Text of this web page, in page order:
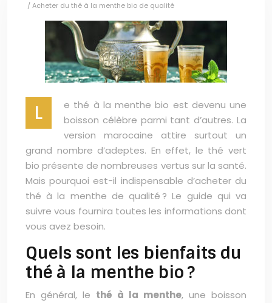
/ Acheter du thé à la menthe bio de qualité
L
e thé à la menthe bio est devenu une
boisson célèbre parmi tant d’autres. La
version marocaine attire surtout un
grand nombre d’adeptes. En effet, le thé vert
bio présente de nombreuses vertus sur la santé.
Mais pourquoi est-il indispensable d’acheter du
thé à la menthe de qualité ? Le guide qui va
suivre vous fournira toutes les informations dont
vous avez besoin.
Quels sont les bienfaits du
thé à la menthe bio ?
En général, le thé à la menthe, une boisson